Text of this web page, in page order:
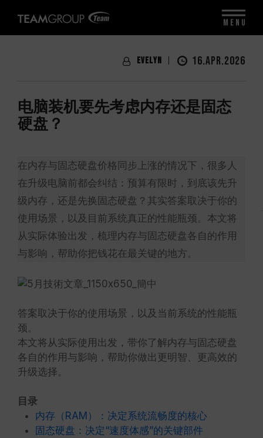
Evelyn 16.APR.2026
电脑装机要先考虑内存还是固态
硬盘？
在内存与固态硬盘价格同步上涨的情况下，很多人
在升级电脑前都会纠结：预算有限时，到底该先升
级内存，还是先换固态硬盘？其实答案取决于你的
使用场景，以及目前系统真正的性能瓶颈。本文将
从实际体验出发，梳理内存与固态硬盘各自的作用
与影响，帮助你把钱花在最关键的地方。
答案取决于你的使用场景，以及当前系统的性能瓶
颈。
本文将从实际使用出发，带你了解内存与固态硬盘
各自的作用与影响，帮助你做出更明智、更高效的
升级选择。
目录
内存（RAM）：决定系统流畅度的核心
固态硬盘：决定“速度体感”的关键部件
MENU